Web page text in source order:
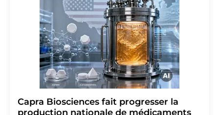
Capra Biosciences fait progresser la
production nationale de médicaments